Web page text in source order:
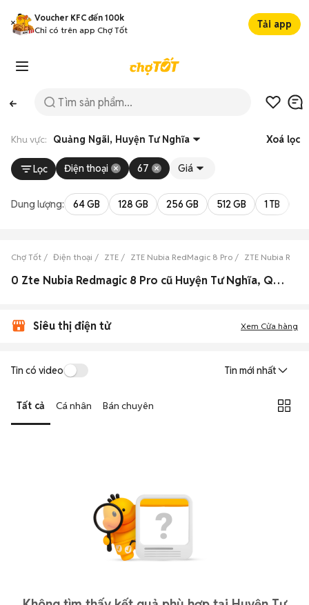
Voucher KFC đến 100k
Chỉ có trên app Chợ Tốt
Tải app
Khu vực: Quảng Ngãi, Huyện Tư Nghĩa Xoá lọc
Lọc Điện thoại 67 Giá
Dung lượng: 64 GB 128 GB 256 GB 512 GB 1 TB
Chợ Tốt Điện thoại ZTE ZTE Nubia RedMagic 8 Pro ZTE Nubia
0 Zte Nubia Redmagic 8 Pro cũ Huyện Tư Nghĩa, Quảng Ngãi đẹp
Siêu thị điện tử Xem Cửa hàng
Tin có video Tin mới nhất
Tất cả Cá nhân Bán chuyên